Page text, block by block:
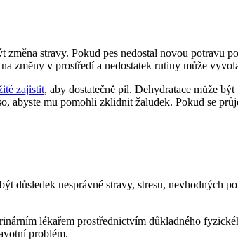
stravy. Pokud pes nedostal novou
změny v prostředí a nedostatek rutiny může
zajistit, aby dostatečně pil. Dehydratace může
abyste mu pomohli zklidnit žaludek. Pokud se
důsledek nesprávné stravy, stresu,
lékařem prostřednictvím důkladného
problém.